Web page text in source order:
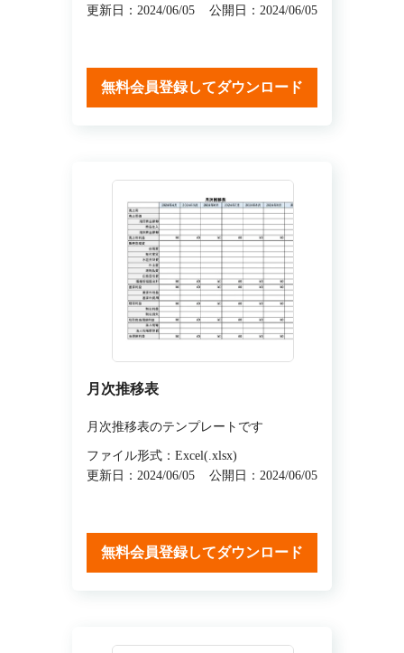
更新日：2024/06/05
公開日：2024/06/05
無料会員登録してダウンロード
月次推移表
月次推移表のテンプレートです
ファイル形式：Excel(.xlsx)
更新日：2024/06/05
公開日：2024/06/05
無料会員登録してダウンロード